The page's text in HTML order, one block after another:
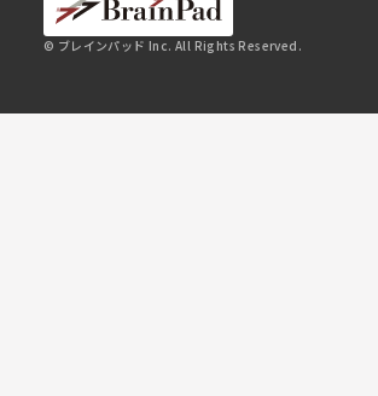
© ブレインパッド Inc. All Rights Reserved.